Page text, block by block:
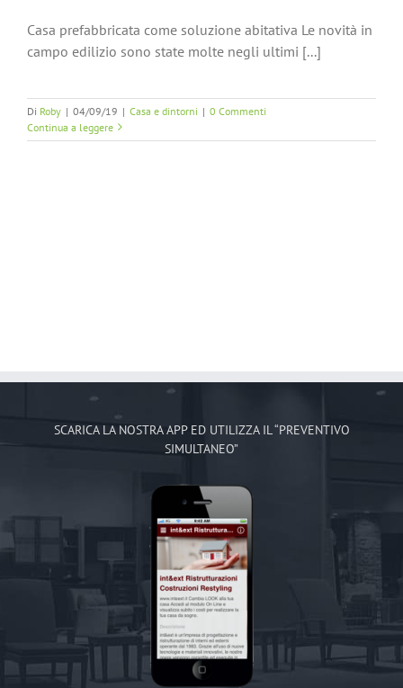
Casa prefabbricata come soluzione abitativa Le novità in
campo edilizio sono state molte negli ultimi [...]
Di Roby | 04/09/19 | Casa e dintorni | 0 Commenti
Continua a leggere
SCARICA LA NOSTRA APP ED UTILIZZA IL “PREVENTIVO
SIMULTANEO”